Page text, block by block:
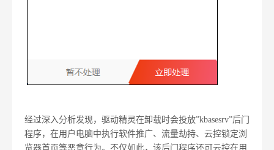
经过深入分析发现，驱动精灵在卸载时会投放”kbasesrv”后门
程序，在用户电脑中执行软件推广、流量劫持、云控锁定浏
览器首页等恶意行为。不仅如此，该后门程序还可云控在用